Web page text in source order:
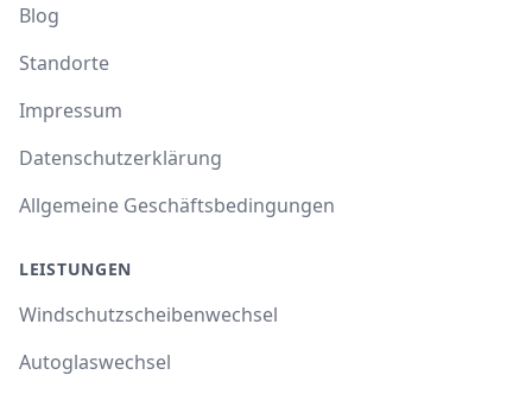
Blog
Standorte
Impressum
Datenschutzerklärung
Allgemeine Geschäftsbedingungen
LEISTUNGEN
Windschutzscheibenwechsel
Autoglaswechsel